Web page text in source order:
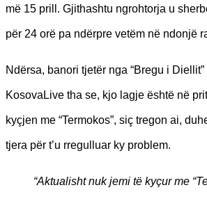
më 15 prill. Gjithashtu ngrohtorja u
për 24 orë pa ndërpre vetëm në ndonjë
Ndërsa, banori tjetër nga “Bregu i
KosovaLive tha se, kjo lagje është në
kyçjen me “Termokos”, siç tregon ai,
tjera për t’u rregulluar ky problem.
“Aktualisht nuk jemi të kyçur me